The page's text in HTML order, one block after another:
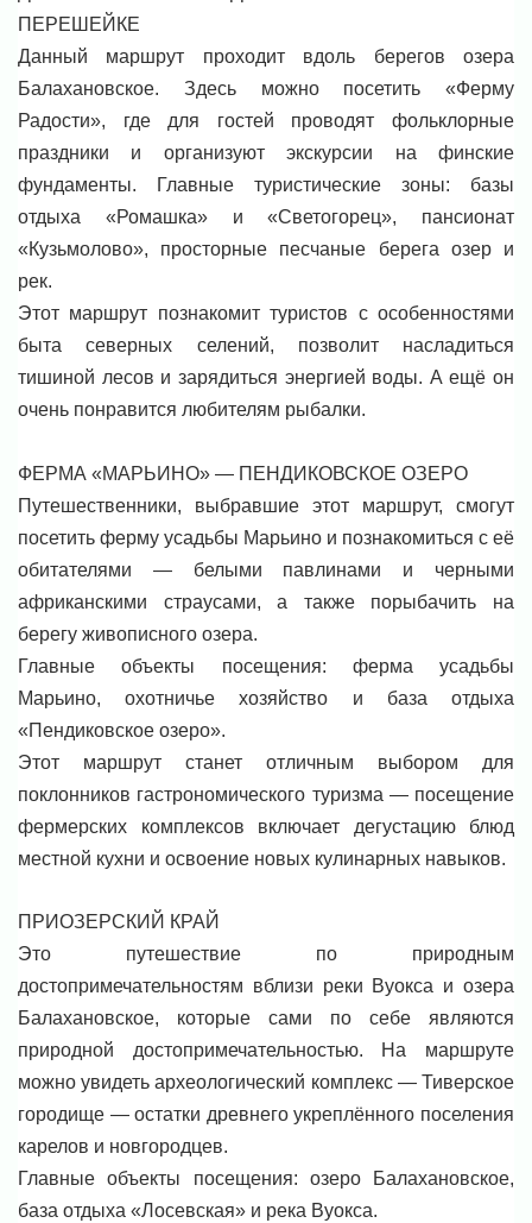
ПЕРЕШЕЙКЕ
Данный маршрут проходит вдоль берегов озера
Балахановское. Здесь можно посетить «Ферму
Радости», где для гостей проводят фольклорные
праздники и организуют экскурсии на финские
фундаменты. Главные туристические зоны: базы
отдыха «Ромашка» и «Светогорец», пансионат
«Кузьмолово», просторные песчаные берега озер и
рек.
Этот маршрут познакомит туристов с особенностями
быта северных селений, позволит насладиться
тишиной лесов и зарядиться энергией воды. А ещё он
очень понравится любителям рыбалки.
ФЕРМА «МАРЬИНО» — ПЕНДИКОВСКОЕ ОЗЕРО
Путешественники, выбравшие этот маршрут, смогут
посетить ферму усадьбы Марьино и познакомиться с её
обитателями — белыми павлинами и черными
африканскими страусами, а также порыбачить на
берегу живописного озера.
Главные объекты посещения: ферма усадьбы
Марьино, охотничье хозяйство и база отдыха
«Пендиковское озеро».
Этот маршрут станет отличным выбором для
поклонников гастрономического туризма — посещение
фермерских комплексов включает дегустацию блюд
местной кухни и освоение новых кулинарных навыков.
ПРИОЗЕРСКИЙ КРАЙ
Это путешествие по природным
достопримечательностям вблизи реки Вуокса и озера
Балахановское, которые сами по себе являются
природной достопримечательностью. На маршруте
можно увидеть археологический комплекс — Тиверское
городище — остатки древнего укреплённого поселения
карелов и новгородцев.
Главные объекты посещения: озеро Балахановское,
база отдыха «Лосевская» и река Вуокса.